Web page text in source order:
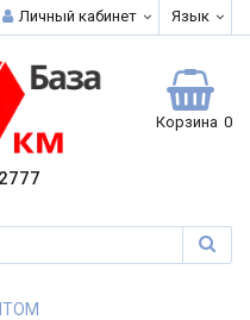
Личный кабинет Язык
Корзина 0